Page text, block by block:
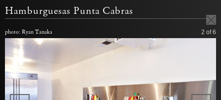
Hamburguesas Punta Cabras
photo: Ryan Tanaka 2 of 6